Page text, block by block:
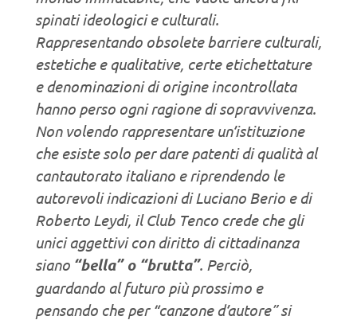
spinati ideologici e culturali.
Rappresentando obsolete barriere culturali,
estetiche e qualitative, certe etichettature
e denominazioni di origine incontrollata
hanno perso ogni ragione di sopravvivenza.
Non volendo rappresentare un’istituzione
che esiste solo per dare patenti di qualità al
cantautorato italiano e riprendendo le
autorevoli indicazioni di Luciano Berio e di
Roberto Leydi, il Club Tenco crede che gli
unici aggettivi con diritto di cittadinanza
siano “bella” o “brutta”. Perciò,
guardando al futuro più prossimo e
pensando che per “canzone d’autore” si